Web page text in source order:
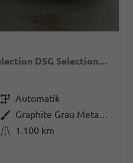
1.5 TSI mHEV 110 kW Selection DSG Selection, AHK, Navi, Side, Kamera, Winter, 4 J.- Garantie
GetriebeAutomatik
Außenfarbe
Graphite Grau Metallic
Kilometerstand 1.100 km